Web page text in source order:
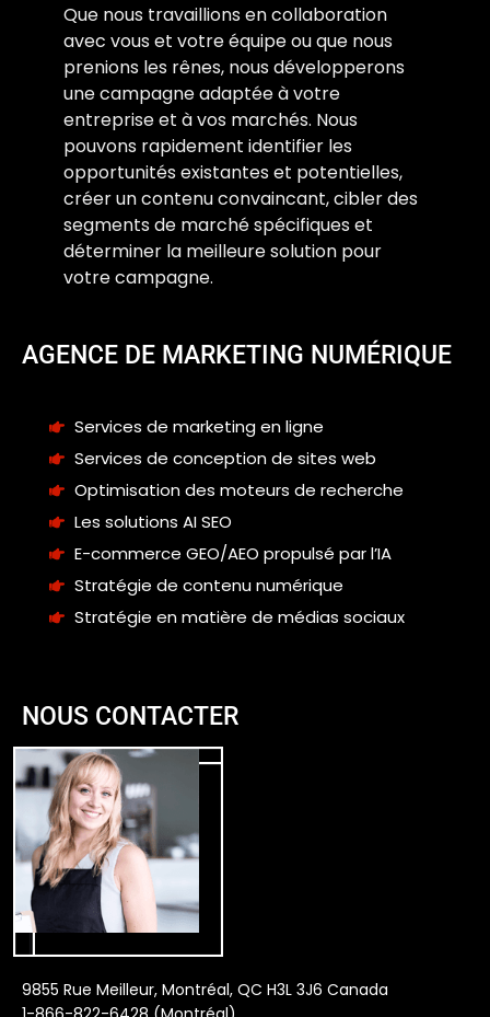
Que nous travaillions en collaboration
avec vous et votre équipe ou que nous
prenions les rênes, nous développerons
une campagne adaptée à votre
entreprise et à vos marchés. Nous
pouvons rapidement identifier les
opportunités existantes et potentielles,
créer un contenu convaincant, cibler des
segments de marché spécifiques et
déterminer la meilleure solution pour
votre campagne.
AGENCE DE MARKETING NUMÉRIQUE
Services de marketing en ligne
Services de conception de sites web
Optimisation des moteurs de recherche
Les solutions AI SEO
E-commerce GEO/AEO propulsé par l’IA
Stratégie de contenu numérique
Stratégie en matière de médias sociaux
NOUS CONTACTER
9855 Rue Meilleur, Montréal, QC H3L 3J6 Canada